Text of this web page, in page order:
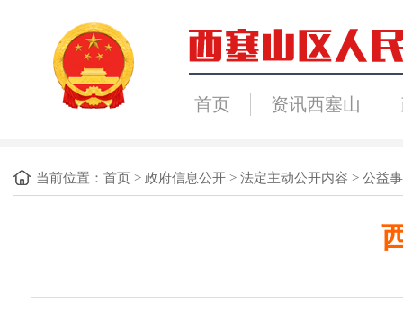
首页 资讯西塞山
当前位置： 首页 > 政府信息公开 > 法定主动公开内容 > 公益